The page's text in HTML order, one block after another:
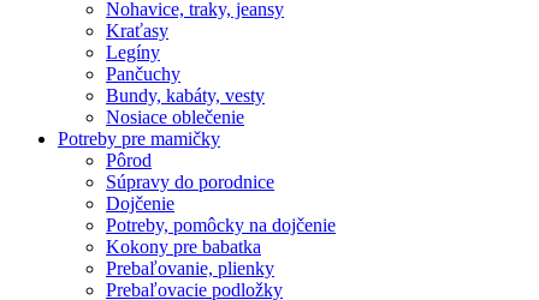
Nohavice, traky, jeansy
Kraťasy
Legíny
Pančuchy
Bundy, kabáty, vesty
Nosiace oblečenie
Potreby pre mamičky
Pôrod
Súpravy do porodnice
Dojčenie
Potreby, pomôcky na dojčenie
Kokony pre babatka
Prebaľovanie, plienky
Prebaľovacie podložky